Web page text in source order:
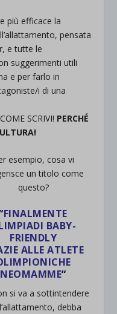
più efficace la
pensata
e tutte le
suggerimenti utili
e per farlo in
i di una
SCRIVI! PERCHÉ
esempio, cosa vi
un titolo come
questo?
FINALMENTE
BABY-
FRIENDLY
ALLE ATLETE
NEOMAMME“
si va a sottintendere
debba